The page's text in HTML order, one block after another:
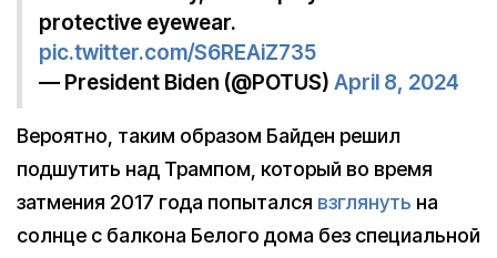
protective eyewear.
pic.twitter.com/S6REAiZ735
— President Biden (@POTUS) April 8, 2024
Вероятно, таким образом Байден решил
подшутить над Трампом, который во время
затмения 2017 года попытался взглянуть на
солнце с балкона Белого дома без специальной